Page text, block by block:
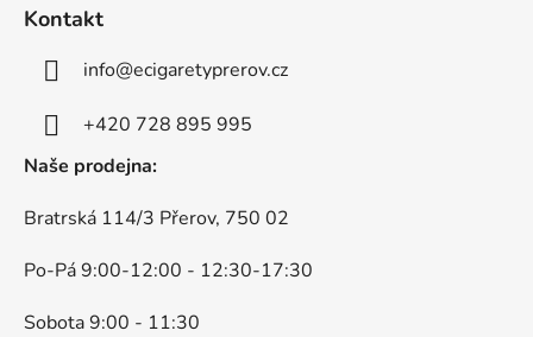
Kontakt
info@ecigaretyprerov.cz
+420 728 895 995
Naše prodejna:
Bratrská 114/3 Přerov, 750 02
Po-Pá 9:00-12:00 - 12:30-17:30
Sobota 9:00 - 11:30